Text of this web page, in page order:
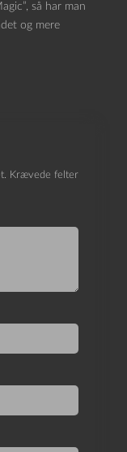
så har man
og mere
Krævede felter